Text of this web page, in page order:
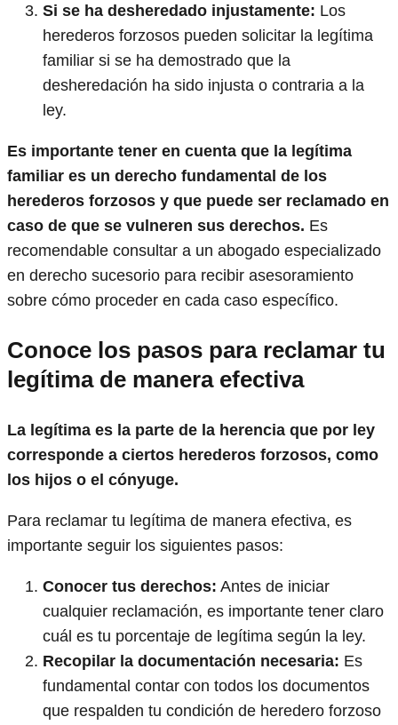
Si se ha desheredado injustamente: Los
herederos forzosos pueden solicitar la legítima
familiar si se ha demostrado que la
desheredación ha sido injusta o contraria a la
ley.
Es importante tener en cuenta que la legítima
familiar es un derecho fundamental de los
herederos forzosos y que puede ser reclamado en
caso de que se vulneren sus derechos. Es
recomendable consultar a un abogado especializado
en derecho sucesorio para recibir asesoramiento
sobre cómo proceder en cada caso específico.
Conoce los pasos para reclamar tu
legítima de manera efectiva
La legítima es la parte de la herencia que por ley
corresponde a ciertos herederos forzosos, como
los hijos o el cónyuge.
Para reclamar tu legítima de manera efectiva, es
importante seguir los siguientes pasos:
Conocer tus derechos: Antes de iniciar
cualquier reclamación, es importante tener claro
cuál es tu porcentaje de legítima según la ley.
Recopilar la documentación necesaria: Es
fundamental contar con todos los documentos
que respalden tu condición de heredero forzoso